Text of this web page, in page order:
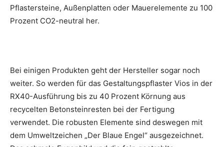
Pflastersteine, Außenplatten oder Mauerelemente zu 100
Prozent CO2-neutral her.
Bei einigen Produkten geht der Hersteller sogar noch
weiter. So werden für das Gestaltungspflaster Vios in der
RX40-Ausführung bis zu 40 Prozent Körnung aus
recycelten Betonsteinresten bei der Fertigung
verwendet. Die robusten Elemente sind deswegen mit
dem Umweltzeichen „Der Blaue Engel“ ausgezeichnet.